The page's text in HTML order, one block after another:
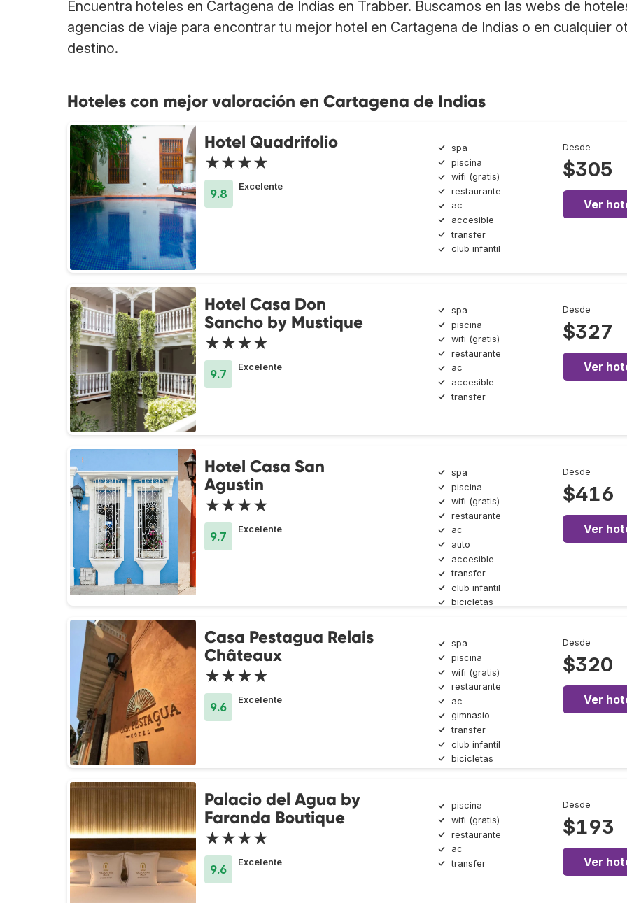
Encuentra hoteles en Cartagena de Indias en Trabber. Buscamos en las webs de
agencias de viaje para encontrar tu mejor hotel en Cartagena de Indias o en cualquier
destino.
Hoteles con mejor valoración en Cartagena de Indias
Hotel Quadrifolio
★★★★
9.8
Excelente
spa
piscina
wifi (gratis)
restaurante
ac
accesible
transfer
club infantil
Desde
$305
Ver
Hotel Casa Don
Sancho by Mustique
★★★★
9.7
Excelente
spa
piscina
wifi (gratis)
restaurante
ac
accesible
transfer
Desde
$327
Ver
Hotel Casa San
Agustin
★★★★
9.7
Excelente
spa
piscina
wifi (gratis)
restaurante
ac
auto
accesible
transfer
club infantil
bicicletas
Desde
$416
Ver
Casa Pestagua Relais
Châteaux
★★★★
9.6
Excelente
spa
piscina
wifi (gratis)
restaurante
ac
gimnasio
transfer
club infantil
bicicletas
Desde
$320
Ver
Palacio del Agua by
Faranda Boutique
★★★★
9.6
Excelente
piscina
wifi (gratis)
restaurante
ac
transfer
Desde
$193
Ver